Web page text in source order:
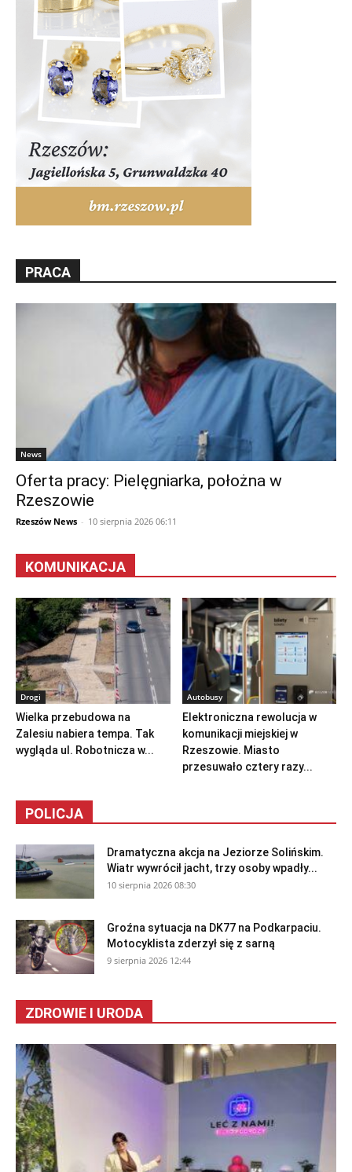
PRACA
News
Oferta pracy: Pielęgniarka, położna w
Rzeszowie
Rzeszów News - 10 sierpnia 2026 06:11
KOMUNIKACJA
Drogi
Wielka przebudowa na
Zalesiu nabiera tempa. Tak
wygląda ul. Robotnicza w...
Autobusy
Elektroniczna rewolucja w
komunikacji miejskiej w
Rzeszowie. Miasto
przesuwało cztery razy...
POLICJA
Dramatyczna akcja na Jeziorze Solińskim.
Wiatr wywrócił jacht, trzy osoby wpadły...
10 sierpnia 2026 08:30
Groźna sytuacja na DK77 na Podkarpaciu.
Motocyklista zderzył się z sarną
9 sierpnia 2026 12:44
ZDROWIE I URODA